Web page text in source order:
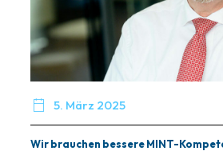
 5. März 2025
Wir brauchen bessere MINT-